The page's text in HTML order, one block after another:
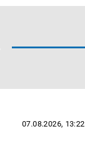
07.08.2026, 13:22